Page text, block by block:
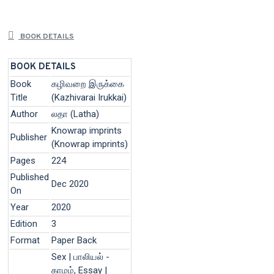
BOOK DETAILS
BOOK DETAILS
Book
Title
கழிவறை இருக்கை
(Kazhivarai Irukkai)
Author
லதா (Latha)
Publisher
Knowrap imprints
(Knowrap imprints)
Pages
224
Published
On
Dec 2020
Year
2020
Edition
3
Format
Paper Back
Sex | பாலியல் -
காமம், Essay |